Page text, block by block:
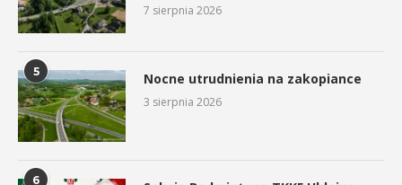
7 sierpnia 2026
5 Nocne utrudnienia na zakopiance
3 sierpnia 2026
6